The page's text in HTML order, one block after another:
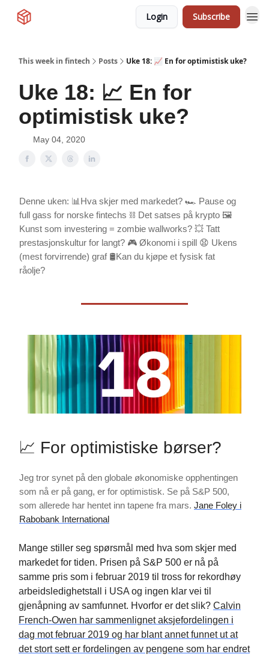
Login Subscribe
This week in fintech Posts Uke 18: 📈 En for optimistisk uke?
Uke 18: 📈 En for
optimistisk uke?
May 04, 2020
Denne uken: 📊Hva skjer med markedet? 🏎 Pause og
full gass for norske fintechs ⛓ Det satses på krypto 🖼
Kunst som investering = zombie wallworks? 💥 Tatt
prestasjonskultur for langt? 🎮 Økonomi i spill 😧 Ukens
(mest forvirrende) graf 🛢Kan du kjøpe et fysisk fat
råolje?
📈 For optimistiske børser?
Jeg tror synet på den globale økonomiske opphentingen
som nå er på gang, er for optimistisk. Se på S&P 500,
som allerede har hentet inn tapene fra mars. Jane Foley i
Rabobank International
Mange stiller seg spørsmål med hva som skjer med
markedet for tiden. Prisen på S&P 500 er nå på
samme pris som i februar 2019 til tross for rekordhøy
arbeidsledighetstall i USA og ingen klar vei til
gjenåpning av samfunnet. Hvorfor er det slik? Calvin
French-Owen har sammenlignet aksjefordelingen i
dag mot februar 2019 og har blant annet funnet ut at
det stort sett er fordelingen av pengene som har endret